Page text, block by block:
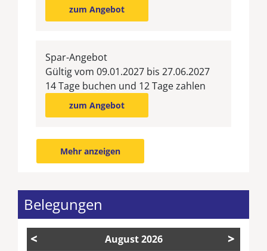
zum Angebot
Spar-Angebot
Gültig vom 09.01.2027 bis 27.06.2027
14 Tage buchen und 12 Tage zahlen
zum Angebot
Mehr anzeigen
Belegungen
< August2026
>